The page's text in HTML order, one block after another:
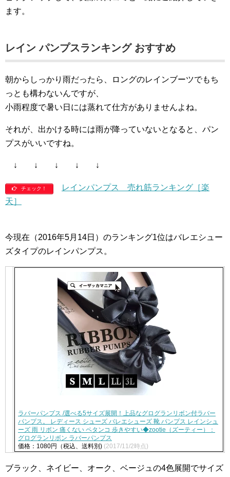
ます。
レイン パンプスランキング おすすめ
朝からしっかり雨だったら、ロングのレインブーツでもち
っとも構わないんですが、
小雨程度で暑い日には蒸れて仕方がありませんよね。
それが、出かける時には雨が降っていないとなると、パン
プスがいいですね。
↓ ↓ ↓ ↓ ↓
チェック！
レインパンプス 売れ筋ランキング［楽
天］
今現在（2016年5月14日）のランキング1位はバレエシュー
ズタイプのレインパンプス。
ラバーパンプス /選べる5サイズ展開！上品なグログランリボン付ラバー
パンプス。 レディース シューズ バレエシューズ 靴 パンプス レインシュ
ーズ 雨 リボン 痛くない ペタンコ 歩きやすい◆zootie（ズーティー）：
グログランリボン ラバーパンプス
価格：1080円（税込、送料別) (2017/11/2時点)
ブラック、ネイビー、オーク、ベージュの4色展開でサイズ